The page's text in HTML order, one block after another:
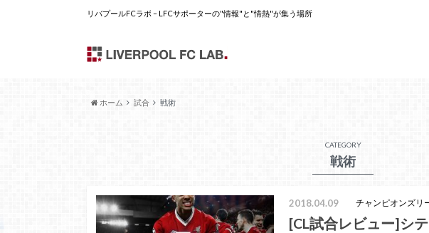
リバプールFCラボ – LFCサポーターの"情報"と"情熱"が集う場所
ホーム 試合 戦術
CATEGORY
戦術
2018.04.09 チャンピオンズリ
[CL試合レビュー]シ